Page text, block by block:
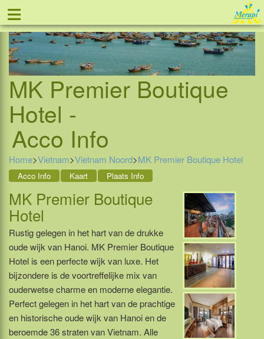
≡ Tel: 088 - 81 11 999
MK Premier Boutique
Hotel -
Acco Info
Home>Vietnam>Vietnam Noord>MK Premier Boutique Hotel
Acco Info Kaart Plaats Info
MK Premier Boutique
Hotel
Rustig gelegen in het hart van de drukke
oude wijk van Hanoi. MK Premier Boutique
Hotel is een perfecte wijk van luxe. Het
bijzondere is de voortreffelijke mix van
ouderwetse charme en moderne elegantie.
Perfect gelegen in het hart van de prachtige
en historische oude wijk van Hanoi en de
beroemde 36 straten van Vietnam. Alle